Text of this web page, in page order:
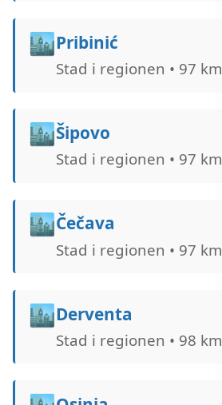
🏙️Pribinić
Stad i regionen • 97 km
🏙️Šipovo
Stad i regionen • 97 km
🏙️Čečava
Stad i regionen • 97 km
🏙️Derventa
Stad i regionen • 98 km